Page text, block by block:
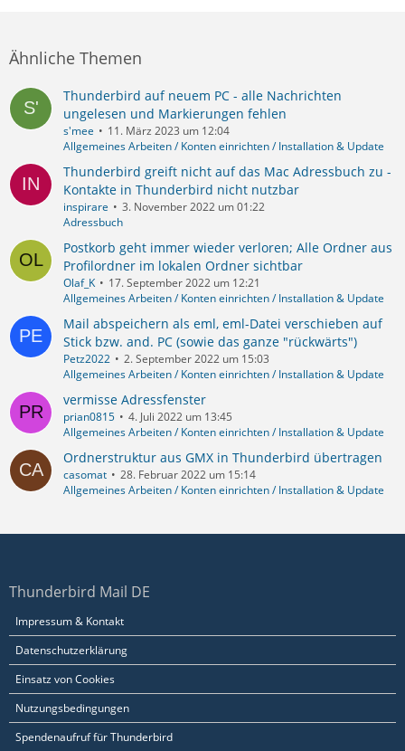
Ähnliche Themen
Thunderbird auf neuem PC - alle Nachrichten
ungelesen und Markierungen fehlen
s'mee
11. März 2023 um 12:04
Allgemeines Arbeiten / Konten einrichten / Installation & Update
Thunderbird greift nicht auf das Mac Adressbuch zu -
Kontakte in Thunderbird nicht nutzbar
inspirare
3. November 2022 um 01:22
Adressbuch
Postkorb geht immer wieder verloren; Alle Ordner aus
Profilordner im lokalen Ordner sichtbar
Olaf_K
17. September 2022 um 12:21
Allgemeines Arbeiten / Konten einrichten / Installation & Update
Mail abspeichern als eml, eml-Datei verschieben auf
Stick bzw. and. PC (sowie das ganze "rückwärts")
Petz2022
2. September 2022 um 15:03
Allgemeines Arbeiten / Konten einrichten / Installation & Update
vermisse Adressfenster
prian0815
4. Juli 2022 um 13:45
Allgemeines Arbeiten / Konten einrichten / Installation & Update
Ordnerstruktur aus GMX in Thunderbird übertragen
casomat
28. Februar 2022 um 15:14
Allgemeines Arbeiten / Konten einrichten / Installation & Update
Thunderbird Mail DE
Impressum & Kontakt
Datenschutzerklärung
Einsatz von Cookies
Nutzungsbedingungen
Spendenaufruf für Thunderbird